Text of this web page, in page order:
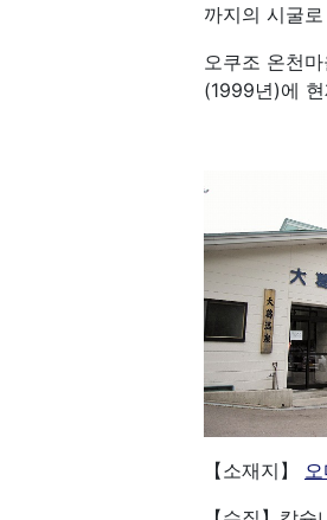
까지의 시굴
오쿠조 온천
(1999년)에
【소재지 】